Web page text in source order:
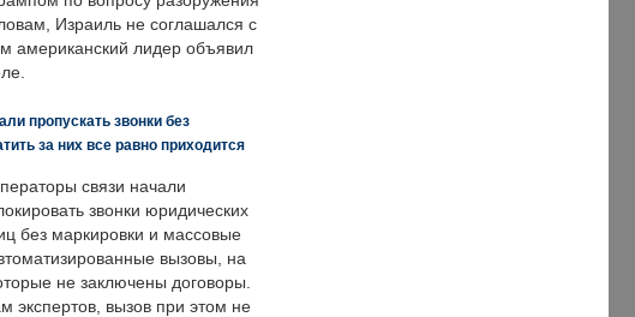
Израиль не соглашался с
американский лидер объявил
пропускать звонки без
за них все равно приходится
связи начали
звонки юридических
без маркировки и массовые
вызовы, на
не заключены договоры.
экспертов, вызов при этом не